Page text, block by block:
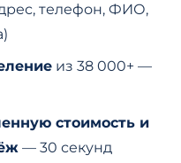
телефон, ФИО,
из 38 000+ —
стоимость и
— 30 секунд